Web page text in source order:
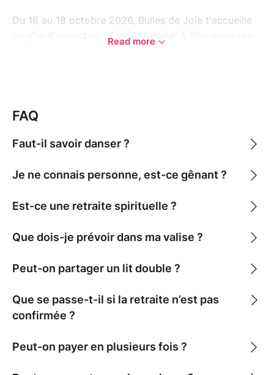
Du 16 au 18 octobre 2026, Bulles de Joie t'accueille
au gîte d'exception "Ciné Mirabelle" à Billy-sous-les-
Au programme :
au corps, lâcher prise, liberté de bouger sans
- Atelier créatif : un moment de création pour toi et
- Moments de détente grâce au SPA et à la salle de
aussi
Le tout dans la joie, la bonne humeur et la sororité !
On t'attend dès le vendredi à partir de 15h30 et on te
garde avec nous jusqu'au dimanche, vers 14h00 (Tu
La retraite est limitée à 12 participantes maximum
pour préserver une ambiance intimiste et des
Read more
FAQ
Faut-il savoir danser ?
Je ne connais personne, est-ce gênant ?
Est-ce une retraite spirituelle ?
Que dois-je prévoir dans ma valise ?
Peut-on partager un lit double ?
Que se passe-t-il si la retraite n’est pas
confirmée ?
Peut-on payer en plusieurs fois ?